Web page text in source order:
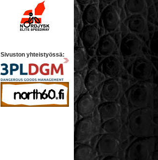
Sivuston yhteistyössä: